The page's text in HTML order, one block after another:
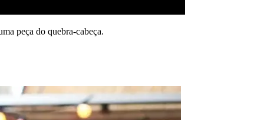
peça do quebra-cabeça.